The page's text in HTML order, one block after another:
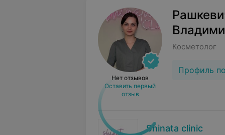
Косметолог
Профиль
Нет отзывов
Оставить первый
отзыв
Shinata clinic